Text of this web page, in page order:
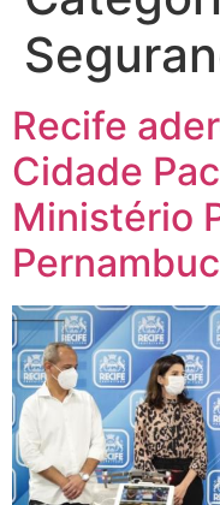
Recife
Cidade
Ministério